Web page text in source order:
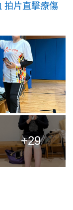
拍片直擊療傷
+29